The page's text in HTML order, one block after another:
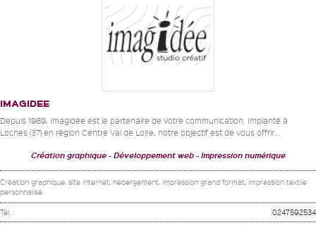
IMAGIDEE
Depuis 1989, Imagidée est le partenaire de votre communication. Implanté à
Loches (37) en région Centre Val de Loire, notre objectif est de vous offrir...
Création graphique Développement web Impression numérique
Création graphique, site internet, hébergement, impression grand format, impression textile
personnalisé
Tel. : 0247592534